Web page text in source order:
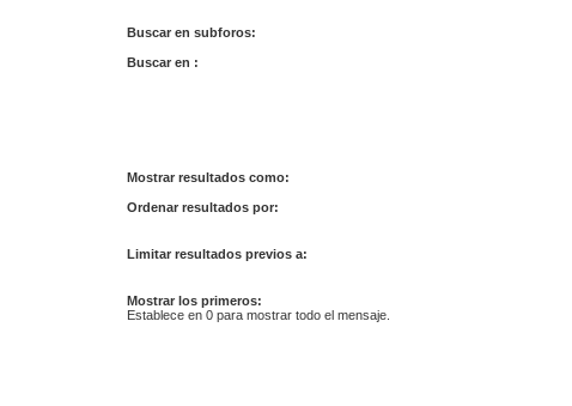
Buscar en subforos:
Buscar en :
Mostrar resultados como:
Ordenar resultados por:
Limitar resultados previos a:
Mostrar los primeros:
Establece en 0 para mostrar todo el mensaje.